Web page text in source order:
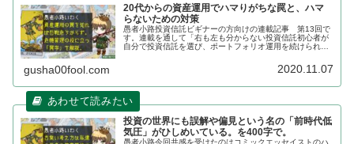
20代からの資産運用でハマりがちな罠と、ハマ
らないための対策
愚者小路投資信託ビギナーの方向けの連載記事 第13回で
す。連載を通して「右も左も分からない投資信託初心者が
自分で投資信託を選び、ポートフォリオ運用を続けられる
gusha00fool.com 2020.11.07
投資の世界にも誤解や偏見という名の「前時代低
気圧」がひしめいている。を400字で。
愚者小路今回共感を受けたのはコミックエッセイストのハ